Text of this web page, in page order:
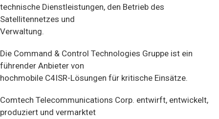
technische Dienstleistungen, den Betrieb des
Satellitennetzes und
Verwaltung.
Die Command & Control Technologies Gruppe ist ein
führender Anbieter von
hochmobile C4ISR-Lösungen für kritische Einsätze.
Comtech Telecommunications Corp. entwirft, entwickelt,
produziert und vermarktet